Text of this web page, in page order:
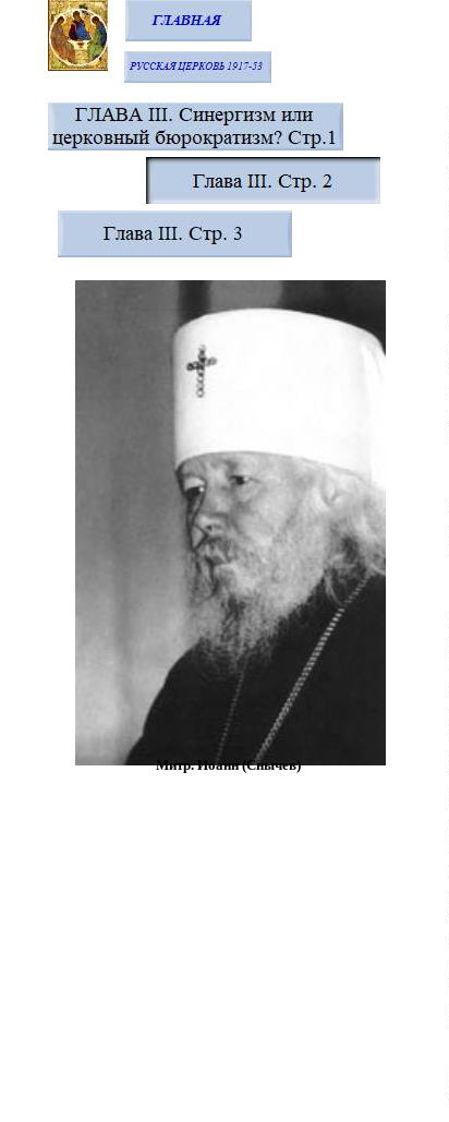
Митр. Иоанн (Снычев)